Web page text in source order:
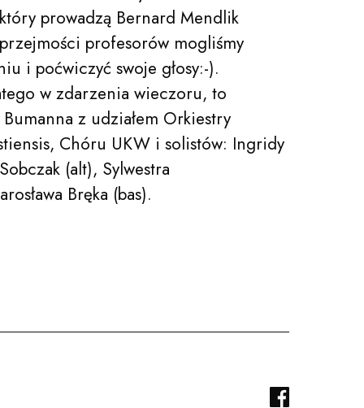
prowadzą Bernard Mendlik
profesorów mogliśmy
i poćwiczyć swoje głosy:-).
w zdarzenia wieczoru, to
z udziałem Orkiestry
Chóru UKW i solistów: Ingridy
(alt), Sylwestra
Bręka (bas).